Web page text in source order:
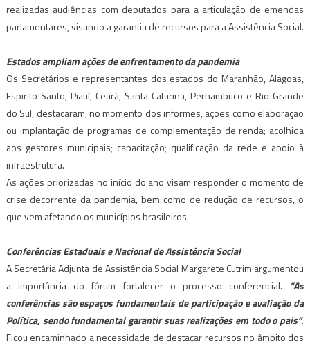
realizadas audiências com deputados para a articulação de emendas
parlamentares, visando a garantia de recursos para a Assistência Social.
Estados ampliam ações de enfrentamento da pandemia
Os Secretários e representantes dos estados do Maranhão, Alagoas,
Espirito Santo, Piauí, Ceará, Santa Catarina, Pernambuco e Rio Grande
do Sul, destacaram, no momento dos informes, ações como elaboração
ou implantação de programas de complementação de renda; acolhida
aos gestores municipais; capacitação; qualificação da rede e apoio à
infraestrutura.
As ações priorizadas no início do ano visam responder o momento de
crise decorrente da pandemia, bem como de redução de recursos, o
que vem afetando os municípios brasileiros.
Conferências Estaduais e Nacional de Assistência Social
A Secretária Adjunta de Assistência Social Margarete Cutrim argumentou
a importância do fórum fortalecer o processo conferencial. “As
conferências são espaços fundamentais de participação e avaliação da
Política, sendo fundamental garantir suas realizações em todo o pais”.
Ficou encaminhado a necessidade de destacar recursos no âmbito dos